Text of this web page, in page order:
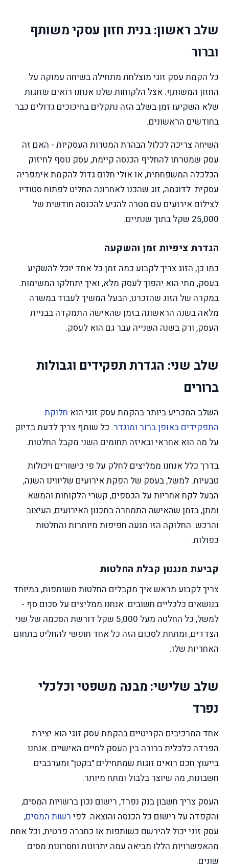
שלב ראשון: בנית חזון עסקי משותף
וברור
כל הקמת עסק זוגי מוצלחת מתחילה בשיחה עמוקה על
החזון המשותף. אצל הלקוחות שלנו אנחנו רואים שזוגות
שלא השקיעו זמן בשלב הזה נתקלים בחיכוכים גדולים כבר
בחודשים הראשונים.
השיחה צריכה לכלול הבהרת המטרות העסקיות - האם זה
עסק שמטרתו להחליף הכנסה קיימת, עסק נוסף לחיזוק
הכלכלה המשפחתית, או אולי חלום גדול להקמת אימפריה
עסקית. לדוגמה, זוג שהכנו לאחרונה החליט לפתוח סטודיו
לצילום אירועים עם מטרה להגיע להכנסה חודשית של
25,000 שקל בתוך שנתיים.
הגדרת ציפיות זמן והשקעה
כמו כן, הזוג צריך לקבוע כמה זמן כל אחד יוכל להשקיע
בעסק, מתי הוא יהפוך לעסק מלא, ואיך יתחלקו המשימות.
במקרה של הזוג שהזכרנו, הבעל המשיך לעבוד במשרה
מלאה בשנה הראשונה בזמן שהאישה התמקדה בבניית
העסק, ורק בשנה השנייה עבר גם הוא לעסק.
שלב שני: הגדרת תפקידים וגבולות
ברורים
השלב המכריע ביותר בהקמת עסק זוגי הוא חלוקת
התפקידים באופן ברור ומוגדר. כל שותף צריך לדעת בדיוק
על מה הוא אחראי ובאיזה תחומים השני מקבל החלטות.
בדרך כלל אנחנו ממליצים לחלק על פי כישורים ויכולות
טבעיות. למשל, בעסק של הפקת אירועים שליווינו השנה,
הבעל לקח אחריות על הכספים, קשרי הלקוחות והמשא
ומתן, בזמן שהאישה התמחרה בתכנון האירועים, העיצוב
והרכש. החלוקה הזו מנעה חפיפות מיותרות והחלטות
כפולות.
קביעת מנגנון קבלת החלטות
צריך לקבוע מראש איך מקבלים החלטות משותפות, במיוחד
בנושאים כלכליים חשובים. אנחנו ממליצים על סכום סף -
למשל, כל החלטה מעל 5,000 שקל דורשת הסכמה של שני
הצדדים, ומתחת לסכום הזה כל אחד חופשי להחליט בתחום
האחריות שלו.
שלב שלישי: מבנה משפטי וכלכלי
נפרד
אחד המרכיבים הקריטיים בהקמת עסק זוגי הוא יצירת
הפרדה כלכלית ברורה בין העסק לחיים האישיים. אנחנו
בייעוץ חכם רואים זוגות שמתחילים "בקטן" ומערבבים
חשבונות, מה שיוצר בלבול ומתח מיותר.
העסק צריך חשבון בנק נפרד, רישום נכון ברשויות המסים,
והקפדה על רישום כל הכנסה והוצאה. לפי רשות המסים,
עסק זוגי יכול להירשם כשותפות או כחברה פרטית, וכל אחת
מהאפשרויות הללו מביאה עמה יתרונות וחסרונות מסים
שונים.